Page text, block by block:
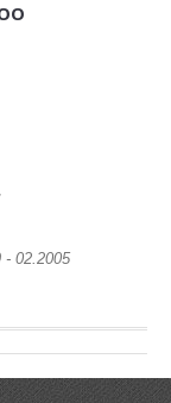
- 02.2005